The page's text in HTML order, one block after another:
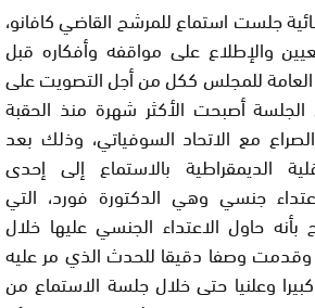
جلست استماع للمرشح القاضي كافانو،
والإطلاع على مواقفه وأفكاره قبل
العامة للمجلس ككل من أجل التصويت على
أصبحت الأكثر شهرة منذ الحقبة
الصراع مع الاتحاد السوفياتي، وذلك بعد
الديمقراطية بالاستماع إلى إحدى
جنسي وهي الدكتورة فورد، التي
حاول الاعتداء الجنسي عليها خلال
وقدمت وصفا دقيقا للحدث الذي مر عليه
وعلنيا حتى خلال جلسة الاستماع من